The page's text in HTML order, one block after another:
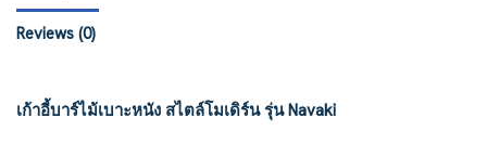
Reviews (0)
เก้าอี้บาร์ไม้เบาะหนัง สไตล์โมเดิร์น รุ่น Navaki